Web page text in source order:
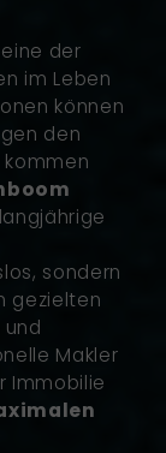
der
im Leben
können
den
sondern
gezielten
Makler
Immobilie